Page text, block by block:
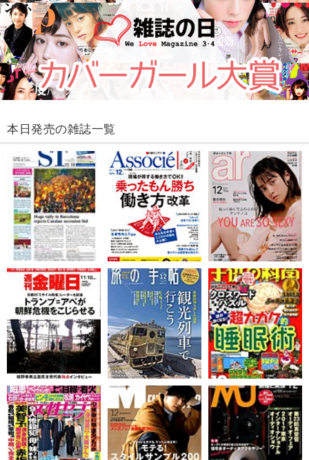
本日発売の雑誌一覧